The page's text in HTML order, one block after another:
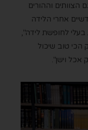
הצוותים וההורים
אחרי הלידה
לחופשת לידה",
הכי טוב שיכול
וישן".